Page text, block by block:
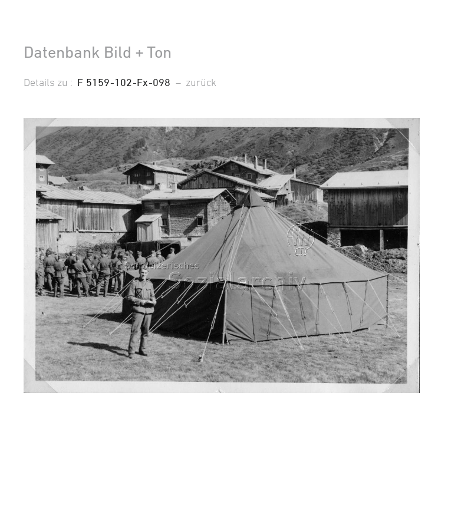
Datenbank Bild + Ton
Details zu : F 5159-102-Fx-098 – zurück